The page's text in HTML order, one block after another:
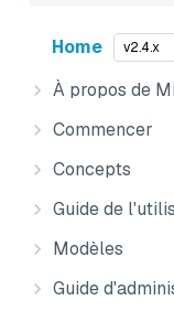
Home v2.4.x
À propos de
Commencer
Concepts
Guide de
Modèles
Guide